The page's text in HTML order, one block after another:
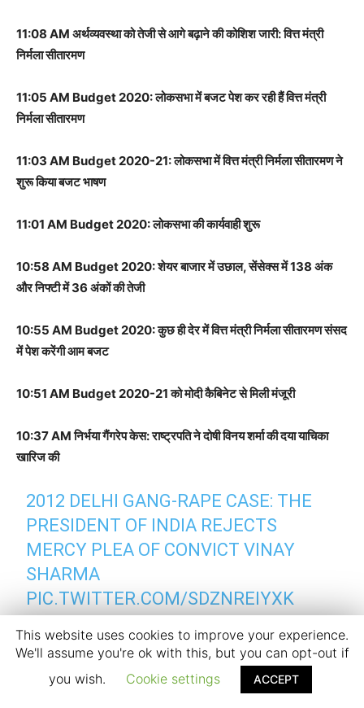
11:08 AM अर्थव्यवस्था को तेजी से आगे बढ़ाने की कोशिश जारी: वित्त मंत्री
निर्मला सीतारमण
11:05 AM Budget 2020: लोकसभा में बजट पेश कर रही हैं वित्त मंत्री
निर्मला सीतारमण
11:03 AM Budget 2020-21: लोकसभा में वित्त मंत्री निर्मला सीतारमण ने
शुरू किया बजट भाषण
11:01 AM Budget 2020: लोकसभा की कार्यवाही शुरू
10:58 AM Budget 2020: शेयर बाजार में उछाल, सेंसेक्स में 138 अंक
और निफ्टी में 36 अंकों की तेजी
10:55 AM Budget 2020: कुछ ही देर में वित्त मंत्री निर्मला सीतारमण संसद
में पेश करेंगी आम बजट
10:51 AM Budget 2020-21 को मोदी कैबिनेट से मिली मंजूरी
10:37 AM निर्भया गैंगरेप केस: राष्ट्रपति ने दोषी विनय शर्मा की दया याचिका
खारिज की
2012 DELHI GANG-RAPE CASE: THE
PRESIDENT OF INDIA REJECTS
MERCY PLEA OF CONVICT VINAY
SHARMA
PIC.TWITTER.COM/SDZNREIYXK
— ANI (@ANI)FEBRUARY 1, 2020
10:35 AM Budget 2020: मोदी कैबिनेट की बैठक शुरू
This website uses cookies to improve your experience.
We'll assume you're ok with this, but you can opt-out if
you wish.
Cookie settings ACCEPT